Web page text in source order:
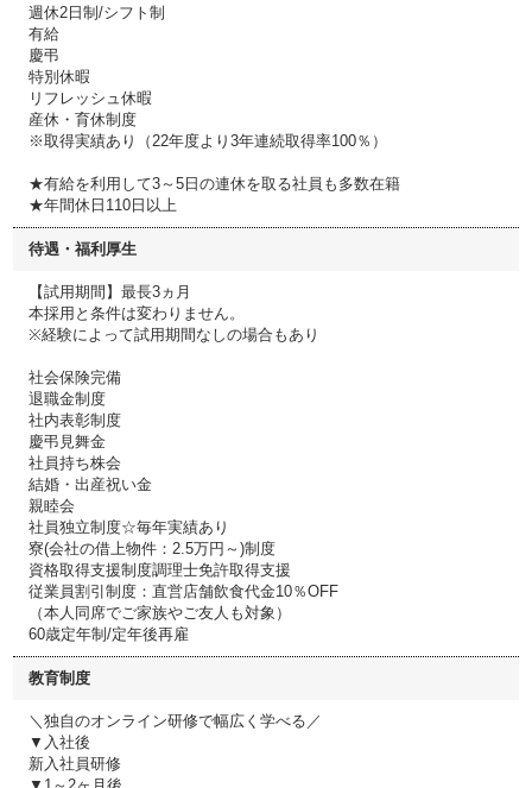
週休2日制/シフト制
有給
慶弔
特別休暇
リフレッシュ休暇
産休・育休制度
※取得実績あり（22年度より3年連続取得率100％）
★有給を利用して3～5日の連休を取る社員も多数在籍
★年間休日110日以上
待遇・福利厚生
【試用期間】最長3ヵ月
本採用と条件は変わりません。
※経験によって試用期間なしの場合もあり
社会保険完備
退職金制度
社内表彰制度
慶弔見舞金
社員持ち株会
結婚・出産祝い金
親睦会
社員独立制度☆毎年実績あり
寮(会社の借上物件：2.5万円～)制度
資格取得支援制度調理士免許取得支援
従業員割引制度：直営店舗飲食代金10％OFF
（本人同席でご家族やご友人も対象）
60歳定年制/定年後再雇
教育制度
＼独自のオンライン研修で幅広く学べる／
▼入社後
新入社員研修